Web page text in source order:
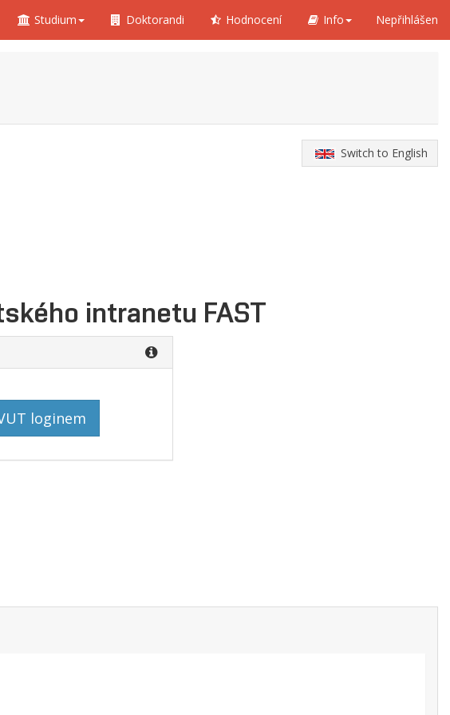
Nepřihlášen
Studium Doktorandi Hodnocení Info
Switch to English
intranetu FAST
loginem